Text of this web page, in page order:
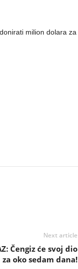
milion dolara za
Next article
Čengiz će svoj dio
oko sedam dana!